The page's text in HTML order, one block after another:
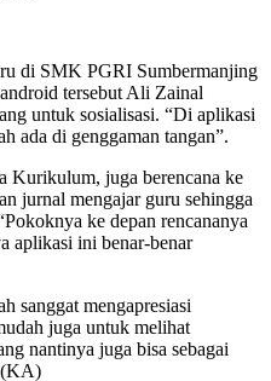
di SMK PGRI Sumbermanjing
tersebut Ali Zainal
untuk sosialisasi. “Di aplikasi
ada di genggaman tangan”.
Kurikulum, juga berencana ke
jurnal mengajar guru sehingga
ke depan rencananya
aplikasi ini benar-benar
sanggat mengapresiasi
juga untuk melihat
nantinya juga bisa sebagai
(KA)